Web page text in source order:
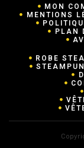
MON
MENTIONS
PLAN
ROBE